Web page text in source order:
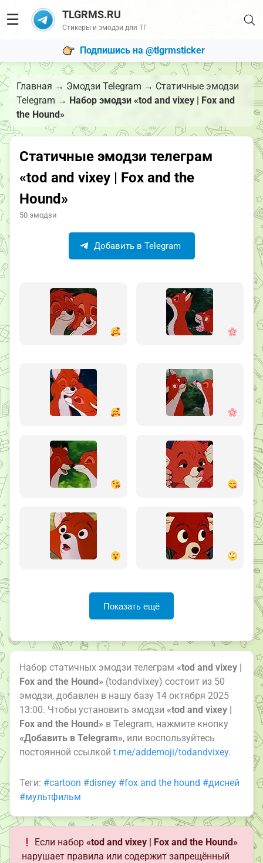
☰ TLGRMS.RU
Стикеры и эмодзи для ТГ
Подпишись на @tlgrmsticker
Главная → Эмодзи Telegram → Статичные эмодзи
Telegram → Набор эмодзи «tod and vixey | Fox and
the Hound»
Статичные эмодзи телеграм
«tod and vixey | Fox and the
Hound»
50 эмодзи
Добавить в Telegram
Показать ещё
Набор статичных эмодзи телеграм «tod and vixey |
Fox and the Hound» (todandvixey) состоит из 50
эмодзи, добавлен в нашу базу 14 октября 2025
13:00. Чтобы установить эмодзи «tod and vixey |
Fox and the Hound» в Telegram, нажмите кнопку
«Добавить в Telegram», или воспользуйтесь
постоянной ссылкой t.me/addemoji/todandvixey.
Теги: #cartoon #disney #fox and the hound #дисней
#мультфильм
Если набор«tod and vixey | Fox and the Hound»
нарушает правила или содержит запрещённый